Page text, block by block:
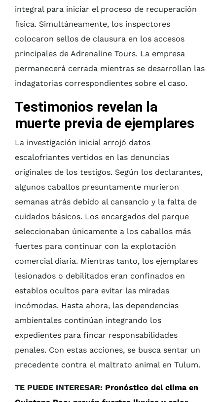
integral para iniciar el proceso de recuperación
física. Simultáneamente, los inspectores
colocaron sellos de clausura en los accesos
principales de Adrenaline Tours. La empresa
permanecerá cerrada mientras se desarrollan las
indagatorias correspondientes sobre el caso.
Testimonios revelan la
muerte previa de ejemplares
La investigación inicial arrojó datos
escalofriantes vertidos en las denuncias
originales de los testigos. Según los declarantes,
algunos caballos presuntamente murieron
semanas atrás debido al cansancio y la falta de
cuidados básicos. Los encargados del parque
seleccionaban únicamente a los caballos más
fuertes para continuar con la explotación
comercial diaria. Mientras tanto, los ejemplares
lesionados o debilitados eran confinados en
establos ocultos para evitar las miradas
incómodas. Hasta ahora, las dependencias
ambientales continúan integrando los
expedientes para fincar responsabilidades
penales. Con estas acciones, se busca sentar un
precedente contra el maltrato animal en Tulum.
TE PUEDE INTERESAR: Pronóstico del clima en